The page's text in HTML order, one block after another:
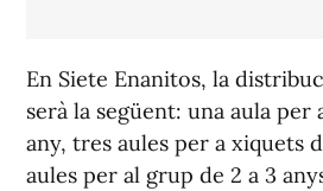
En Siete Enanitos, la
serà la següent: una aula per
any, tres aules per a xiquets
aules per al grup de 2 a 3